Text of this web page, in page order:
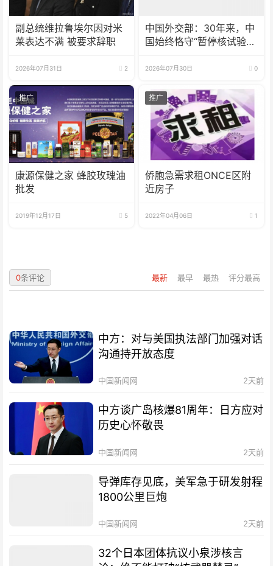
副总统维拉鲁埃尔因对米
莱表达不满 被要求辞职
2026年07月31日 2
中国外交部：30年来，中
国始终恪守“暂停核试验”
2026年07月30日 0
推广
康源保健之家 蜂胶玫瑰油
批发
2019年12月17日 5
推广
侨胞急需求租ONCE区附
近房子
2022年04月06日 1
最新 最早 最热 评分最高
0条评论
中方：对与美国执法部门加强对话
沟通持开放态度
中国新闻网 2天前
中方谈广岛核爆81周年：日方应对
历史心怀敬畏
中国新闻网 2天前
导弹库存见底，美军急于研发射程
1800公里巨炮
中国新闻网 2天前
32个日本团体抗议小泉涉核言